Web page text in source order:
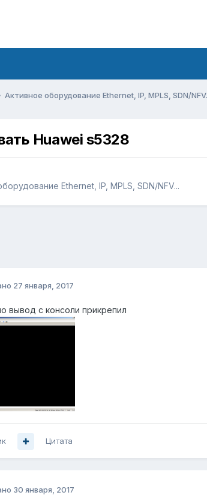
Активное оборудование Ethernet, IP, MPLS, SDN/
Huawei s5328
Ethernet, IP, MPLS, SDN/NFV...
27 января, 2017
вывод с консоли прикрепил
Цитата
30 января, 2017